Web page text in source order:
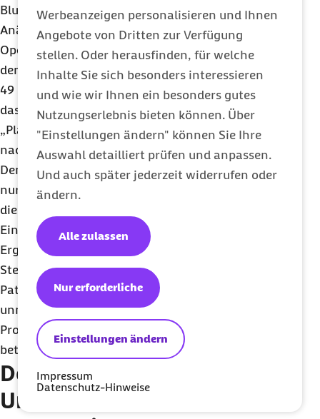
Werbeanzeigen personalisieren und Ihnen
Angebote von Dritten zur Verfügung
stellen. Oder herausfinden, für welche
Inhalte Sie sich besonders interessieren
und wie wir Ihnen ein besonders gutes
Nutzungserlebnis bieten können. Über
"Einstellungen ändern" können Sie Ihre
Auswahl detailliert prüfen und anpassen.
Und auch später jederzeit widerrufen oder
ändern.
Einstellungen ändern
Nur erforderliche
Alle zulassen
Impressum
Datenschutz-Hinweise
Blutarmut. So erhielten rund 67 Prozent der
Anämie-Betroffenen bei einer Herzkranzgefäß-
Operation eine Bluttransfusion, während es bei
den Patientinnen und Patienten ohne Anämie nur
49 Prozent waren. Bei Darmkrebsoperationen lag
das entsprechende Verhältnis bei 41 zu 27 Prozent.
„Planbare Operationen sollten möglichst nur noch
nach einer Behandlung der Blutarmut erfolgen.
Denn unbehandelt weisen die Betroffenen nicht
nur schlechtere Behandlungsergebnisse auf, auch
die Sterblichkeitsrate ist bei bestimmten
Eingriffen höher“, so Straub mit Blick auf die
Ergebnisse des Krankenhausreports. So liege die
Sterblichkeitsrate bei Anämie-Patientinnen und -
Patienten mit einer Herzkranzgefäß-Operation
unmittelbar nach dem Eingriff bei rund vier
Prozent. Die entsprechende Rate ohne Anämie
betrage nur zwei Prozent.
Deutliche regionale
Unterschiede bei